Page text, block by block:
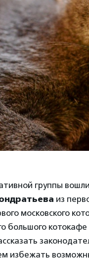
группы
из
московского
большого
избежать